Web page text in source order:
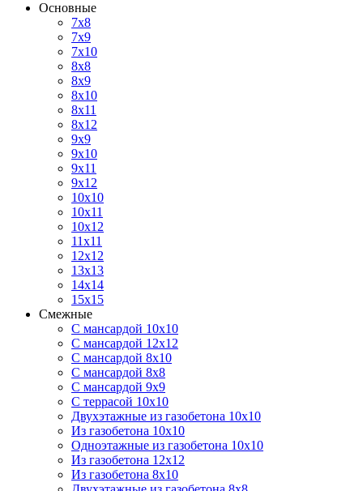
Основные
7х8
7х9
7х10
8х8
8х9
8х10
8х11
8х12
9х9
9х10
9х11
9х12
10х10
10х11
10х12
11х11
12х12
13х13
14х14
15х15
Смежные
С мансардой 10х10
С мансардой 12х12
С мансардой 8х10
С мансардой 8х8
С мансардой 9х9
С террасой 10х10
Двухэтажные из газобетона 10х10
Из газобетона 10х10
Одноэтажные из газобетона 10х10
Из газобетона 12х12
Из газобетона 8х10